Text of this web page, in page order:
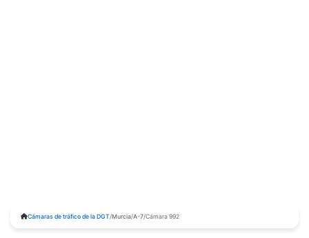
Cámaras de tráfico de la DGT/Murcia/A-7/Cámara 992